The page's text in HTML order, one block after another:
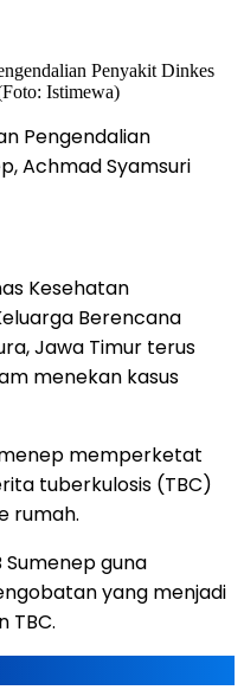
Pengendalian
Achmad Syamsuri
Kesehatan
Berencana
Jawa Timur terus
menekan kasus
memperketat
tuberkulosis (TBC)
rumah.
Sumenep guna
yang menjadi
TBC.